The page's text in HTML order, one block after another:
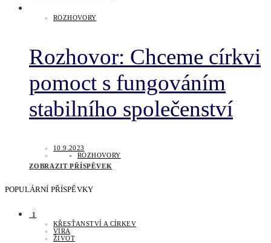
ROZHOVORY
Rozhovor: Chceme církvi
pomoct s fungováním
stabilního společenství
10.9.2023
ROZHOVORY
ZOBRAZIT PŘÍSPĚVEK
POPULÁRNÍ PŘÍSPĚVKY
1
KŘESŤANSTVÍ A CÍRKEV
VÍRA
ŽIVOT